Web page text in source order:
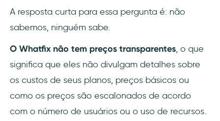
A resposta curta para essa pergunta é: não
sabemos, ninguém sabe.
O Whatfix não tem preços transparentes, o que
significa que eles não divulgam detalhes sobre
os custos de seus planos, preços básicos ou
como os preços são escalonados de acordo
com o número de usuários ou o uso de recursos.